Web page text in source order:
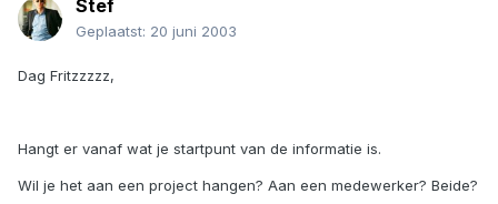
Stef
Geplaatst: 20 juni 2003
Dag Fritzzzzz,
Hangt er vanaf wat je startpunt van de informatie is.
Wil je het aan een project hangen? Aan een medewerker? Beide?